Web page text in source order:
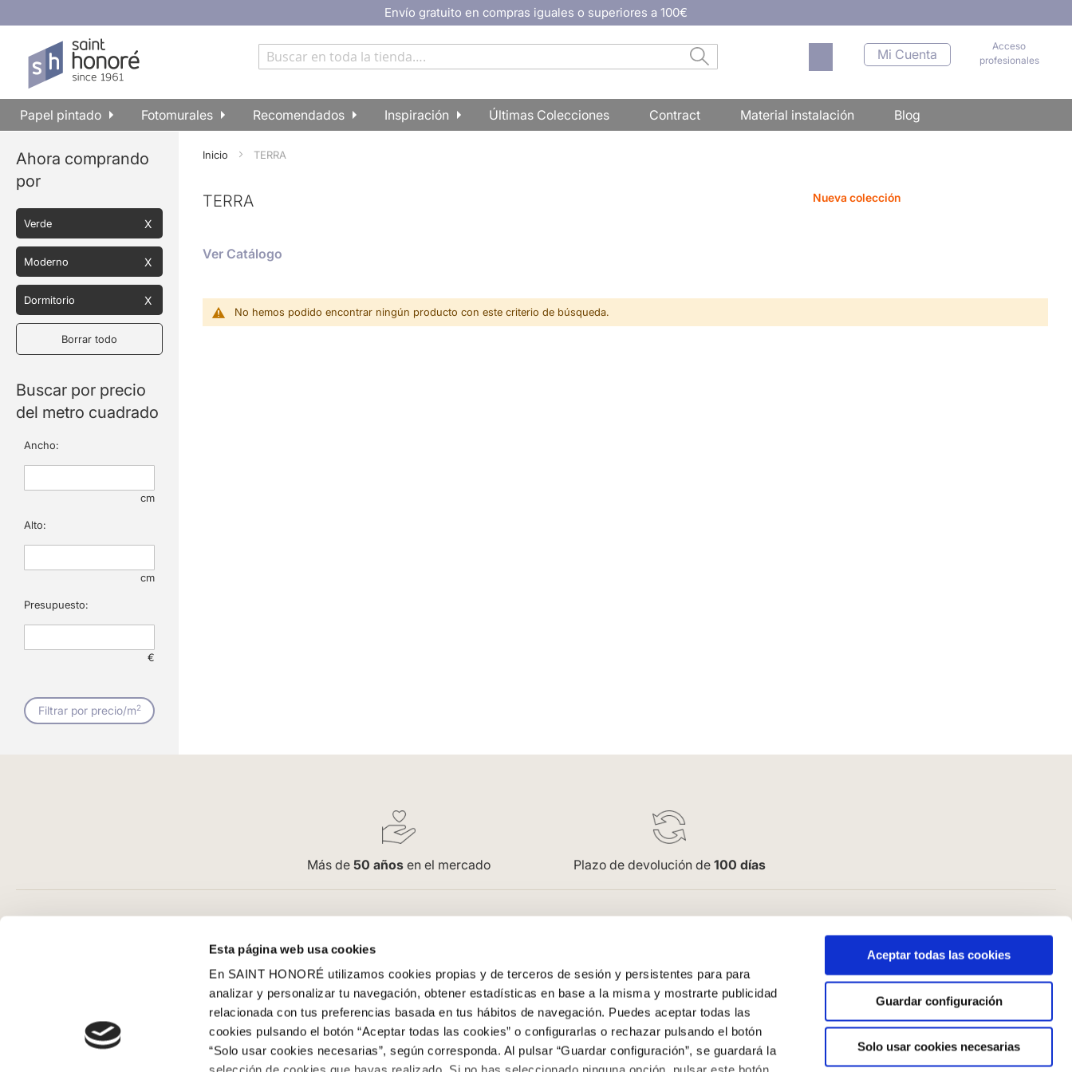
Esta página web usa cookies
En SAINT HONORÉ utilizamos cookies propias y de terceros de sesión y persistentes para para
analizar y personalizar tu navegación, obtener estadísticas en base a la misma y mostrarte publicidad
relacionada con tus preferencias basada en tus hábitos de navegación. Puedes aceptar todas las
cookies pulsando el botón “Aceptar todas las cookies” o configurarlas o rechazar pulsando el botón
“Solo usar cookies necesarias”, según corresponda. Al pulsar “Guardar configuración”, se guardará la
Aceptar todas las cookies
Guardar configuración
Solo usar cookies necesarias
al
contenido
Envío gratuito en compras iguales o superiores a 100€
Acceso
profesionales
Mi Cuenta
Mi carrito
Papel pintado Fotomurales Recomendados Inspiración Últimas Colecciones Contract Material instalación Blog
Inicio TERRA
TERRA
Ver Catálogo
Nueva colección
No hemos podido encontrar ningún producto con este criterio de búsqueda.
Buscar por precio
del metro cuadrado
Ancho:
cm
Alto:
cm
Presupuesto:
€
Filtrar por precio/m2
Ahora comprando
por
Verde
Moderno
Dormitorio
Borrar todo
Más de 50 añosen el mercado Plazo de devolución de 100 días
Cómo comprar en nuestra web
Cómo colocar papel pintado
Simbología del papel pintado
Aviso Legal
Condiciones Generales
Pago
SeQura
Envíos y entrega
Saint Honoré
Acceso Profesionales
Oficinas
Trabaja con nosotros
Contacto